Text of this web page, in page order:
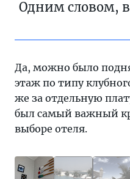
Одним словом, в
Да, можно было
этаж по типу
же за отдельную
был самый важный
выборе отеля.